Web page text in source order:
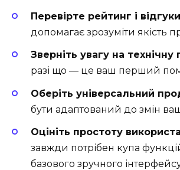
Перевірте рейтинг і
допомагає зрозуміти якість
Зверніть увагу на технічну
разі що — це ваш перший
Оберіть універсальний
бути адаптований до змін
Оцініть простоту
завжди потрібен купа
базового зручного